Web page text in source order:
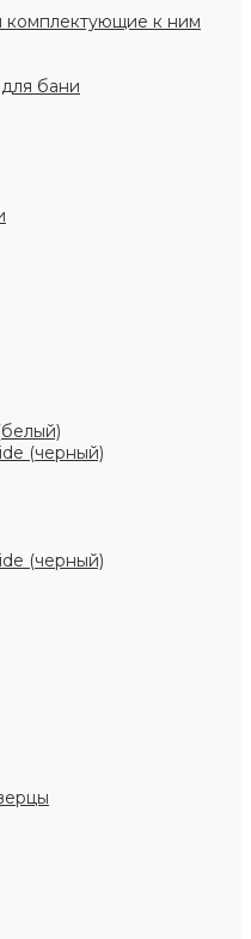
комплектующие к ним
бани
(черный)
(черный)